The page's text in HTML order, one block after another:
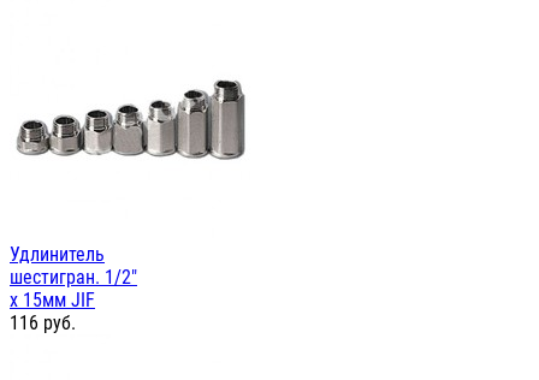
Удлинитель
шестигран. 1/2"
х 15мм JIF
116 руб.